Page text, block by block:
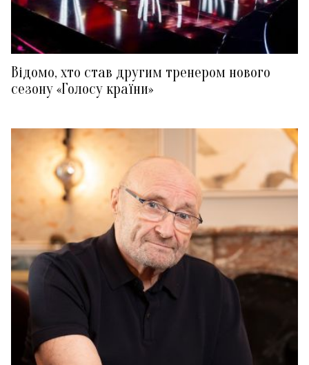
Відомо, хто став другим тренером нового
сезону «Голосу країни»